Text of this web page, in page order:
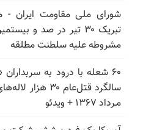
شورای ملی مقاومت ایران -
تبریک ۳۰ تیر در صد و
مشروطه علیه سلطنت مطلقه
۶۰ شعله با درود به
مـرداد ۱۳۶۷ + ویدئو